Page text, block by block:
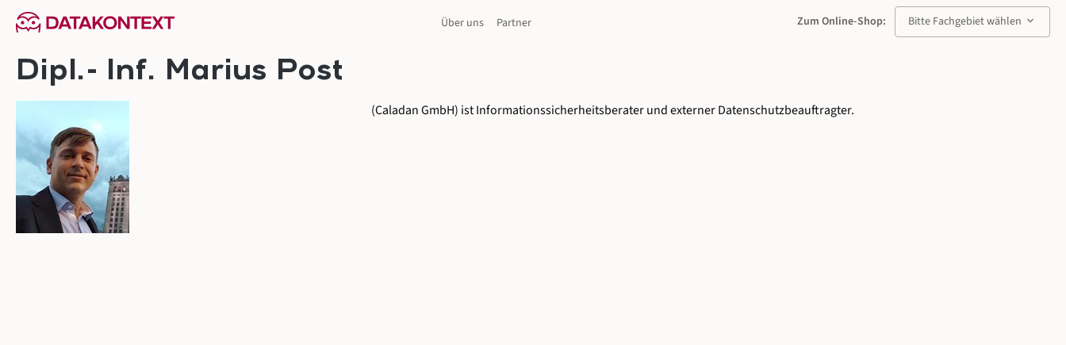
Zur Hauptnavigation springen Über uns Partner Zum Online-Shop: Bitte Fachgebiet wählen keyboard_arrow_down
Dipl.- Inf. Marius Post
(Caladan GmbH) ist Informationssicherheitsberater und externer Datenschutzbeauftragter.